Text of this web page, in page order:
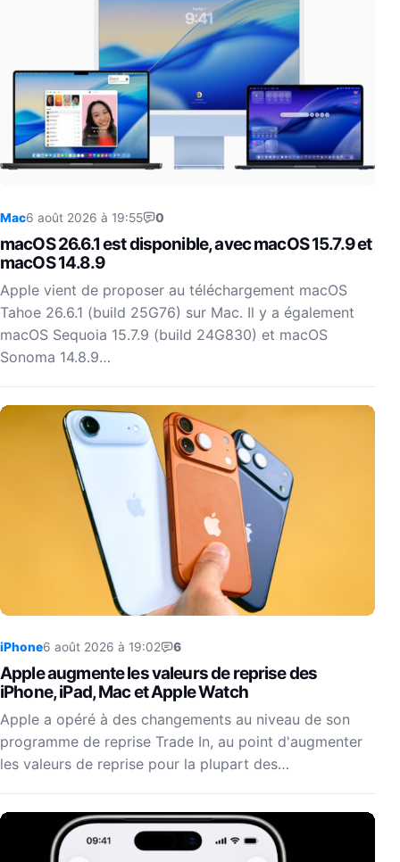
Mac6 août 2026 à 19:55 0
macOS 26.6.1 est disponible, avec macOS 15.7.9 et
macOS 14.8.9
Apple vient de proposer au téléchargement macOS
Tahoe 26.6.1 (build 25G76) sur Mac. Il y a également
macOS Sequoia 15.7.9 (build 24G830) et macOS
Sonoma 14.8.9…
iPhone6 août 2026 à 19:02 6
Apple augmente les valeurs de reprise des
iPhone, iPad, Mac et Apple Watch
Apple a opéré à des changements au niveau de son
programme de reprise Trade In, au point d'augmenter
les valeurs de reprise pour la plupart des…